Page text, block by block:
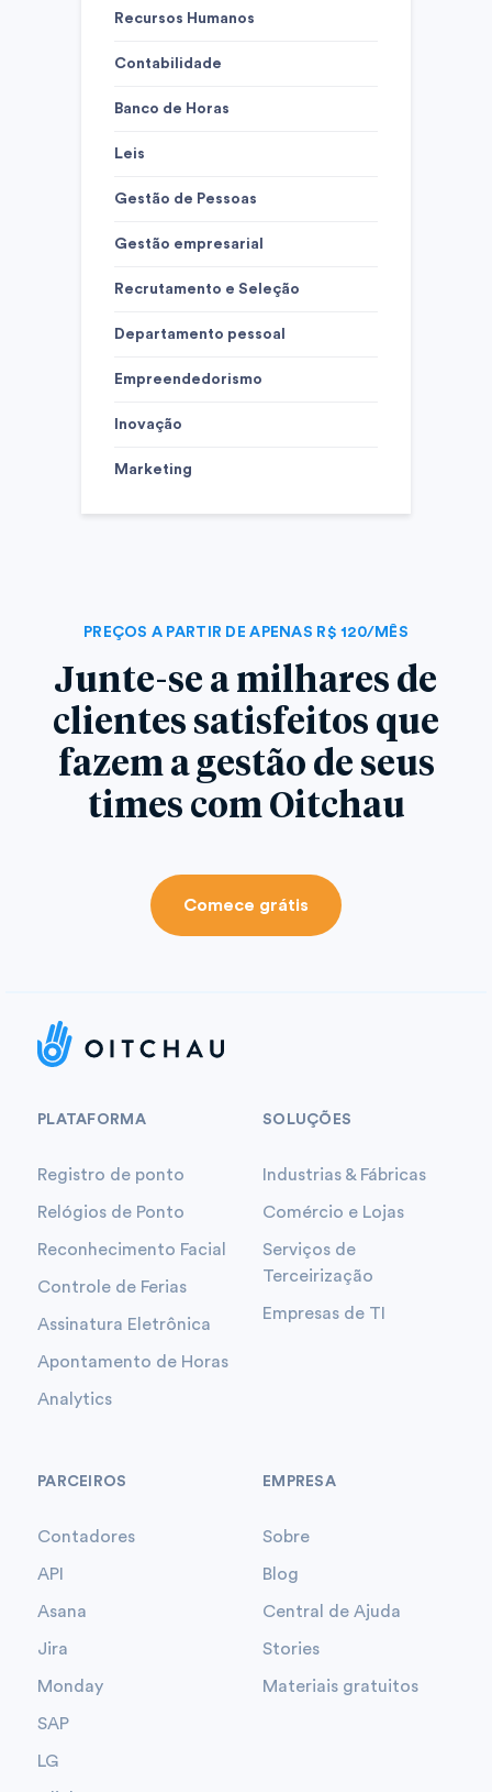
Recursos Humanos
Contabilidade
Banco de Horas
Leis
Gestão de Pessoas
Gestão empresarial
Recrutamento e Seleção
Departamento pessoal
Empreendedorismo
Inovação
Marketing
PREÇOS A PARTIR DE APENAS R$ 120/MÊS
Junte-se a milhares de
clientes satisfeitos que
fazem a gestão de seus
times com Oitchau
Comece grátis
PLATAFORMA
Registro de ponto
Relógios de Ponto
Reconhecimento Facial
Controle de Ferias
Assinatura Eletrônica
Apontamento de Horas
Analytics
SOLUÇÕES
Industrias & Fábricas
Comércio e Lojas
Serviços de
Terceirização
Empresas de TI
PARCEIROS
Contadores
API
Asana
Jira
Monday
SAP
LG
EMPRESA
Sobre
Blog
Central de Ajuda
Stories
Materiais gratuitos